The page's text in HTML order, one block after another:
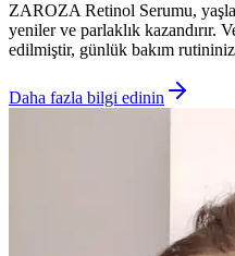
ZAROZA Retinol Serumu,
yeniler ve parlaklık kazandırır.
edilmiştir, günlük bakım
Daha fazla bilgi edinin